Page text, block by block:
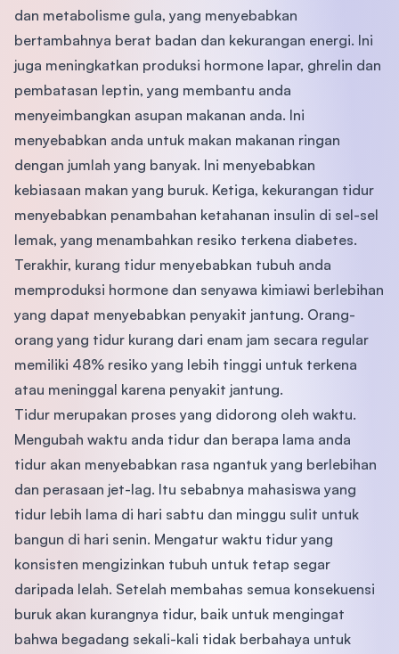
dan metabolisme gula, yang menyebabkan
bertambahnya berat badan dan kekurangan energi. Ini
juga meningkatkan produksi hormone lapar, ghrelin dan
pembatasan leptin, yang membantu anda
menyeimbangkan asupan makanan anda. Ini
menyebabkan anda untuk makan makanan ringan
dengan jumlah yang banyak. Ini menyebabkan
kebiasaan makan yang buruk. Ketiga, kekurangan tidur
menyebabkan penambahan ketahanan insulin di sel-sel
lemak, yang menambahkan resiko terkena diabetes.
Terakhir, kurang tidur menyebabkan tubuh anda
memproduksi hormone dan senyawa kimiawi berlebihan
yang dapat menyebabkan penyakit jantung. Orang-
orang yang tidur kurang dari enam jam secara regular
memiliki 48% resiko yang lebih tinggi untuk terkena
atau meninggal karena penyakit jantung.
Tidur merupakan proses yang didorong oleh waktu.
Mengubah waktu anda tidur dan berapa lama anda
tidur akan menyebabkan rasa ngantuk yang berlebihan
dan perasaan jet-lag. Itu sebabnya mahasiswa yang
tidur lebih lama di hari sabtu dan minggu sulit untuk
bangun di hari senin. Mengatur waktu tidur yang
konsisten mengizinkan tubuh untuk tetap segar
daripada lelah. Setelah membahas semua konsekuensi
buruk akan kurangnya tidur, baik untuk mengingat
bahwa begadang sekali-kali tidak berbahaya untuk